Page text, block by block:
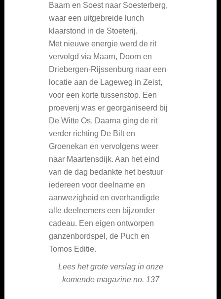
Baarn en Soest naar Soesterberg,
waar een uitgebreide lunch
klaarstond in de Stoeterij.
Met nieuwe energie werd de rit
vervolgd via Maarn, Doorn en
Driebergen-Rijssenburg naar een
locatie aan de Lageweg in Zeist,
voor een korte tussenstop. Een
proeverij was er georganiseerd bij
De Witte Os. Daarna ging de rit
verder richting De Bilt en
Groenekan en vervolgens weer
naar Maartensdijk. Aan het eind
van de dag bedankte het bestuur
iedereen voor deelname en
aanwezigheid en overhandigde
alle deelnemers een bijzonder
cadeau. Een eigen ontworpen
ganzenbordspel, de Puch en
Tomos Editie.
Lees het grote verslag in onze
komende magazine no. 137